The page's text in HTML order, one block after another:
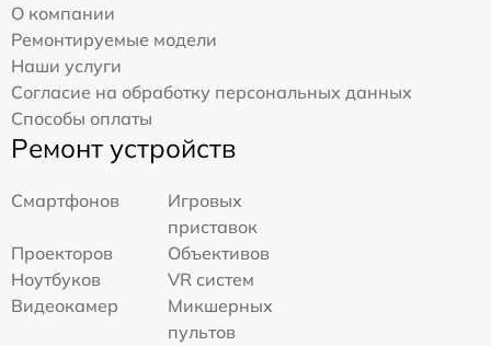
О компании
Ремонтируемые модели
Наши услуги
Согласие на обработку персональных данных
Способы оплаты
Ремонт устройств
Смартфонов
Игровых
приставок
Проекторов
Объективов
Ноутбуков
VR систем
Видеокамер
Микшерных
пультов